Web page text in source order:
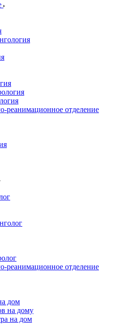
реанимационное отделение
реанимационное отделение
дом
на дому
на дом